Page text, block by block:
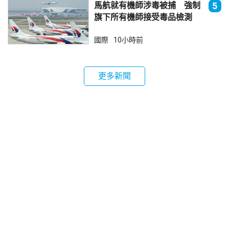
馬航就有機師涉毒被捕 強制
旗下所有機師接受毒品檢測
5
國際 10小時前
更多新聞